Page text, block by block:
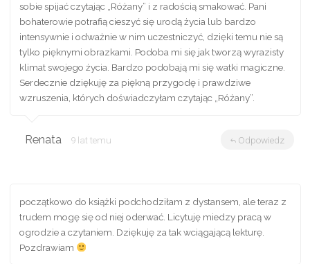
sobie spijać czytając „Różany” i z radością smakować. Pani
bohaterowie potrafią cieszyć się urodą życia lub bardzo
intensywnie i odważnie w nim uczestniczyć, dzięki temu nie są
tylko pięknymi obrazkami. Podoba mi się jak tworzą wyrazisty
klimat swojego życia. Bardzo podobają mi się watki magiczne.
Serdecznie dziękuję za piękną przygodę i prawdziwe
wzruszenia, których doświadczyłam czytając „Różany”.
Renata 9 lat temu Odpowiedz
początkowo do książki podchodziłam z dystansem, ale teraz z
trudem mogę się od niej oderwać. Licytuję miedzy pracą w
ogrodzie a czytaniem. Dziękuję za tak wciągającą lekturę.
Pozdrawiam